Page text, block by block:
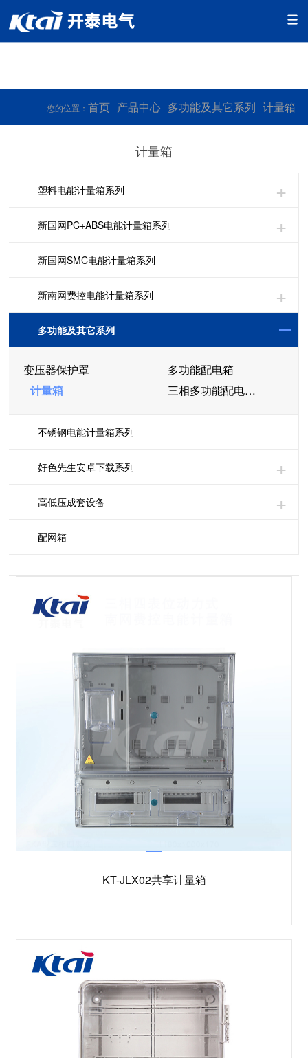
好色先生下载安装,好色先生污视频下载,好色先生安卓下载,好色
先生APP下载污
您的位置：首页- 产品中心- 多功能及其它系列 -计量箱
计量箱
塑料电能计量箱系列
新国网PC+ABS电能计量箱系列
新国网SMC电能计量箱系列
新南网费控电能计量箱系列
多功能及其它系列
变压器保护罩
多功能配电箱
计量箱
三相多功能配电箱（组合）
不锈钢电能计量箱系列
好色先生安卓下载系列
高低压成套设备
配网箱
KT-JLX02共享计量箱